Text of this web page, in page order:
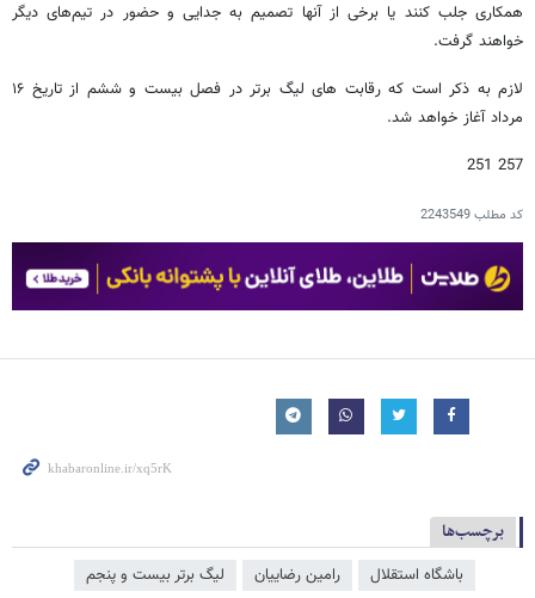
همکاری جلب کنند یا برخی از آنها تصمیم به جدایی و حضور در تیم‌های دیگر
خواهند گرفت.
لازم به ذکر است که رقابت های لیگ برتر در فصل بیست و ششم از تاریخ ۱۶
مرداد آغاز خواهد شد.
257 251
کد مطلب2243549
برچسب‌ها
باشگاه استقلال رامین رضاییان لیگ برتر بیست و پنجم